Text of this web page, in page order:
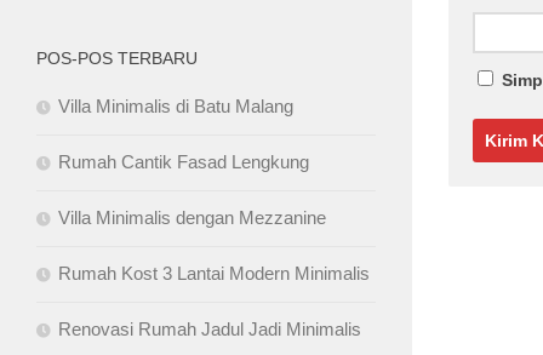
POS-POS TERBARU
Villa Minimalis di Batu Malang
Rumah Cantik Fasad Lengkung
Villa Minimalis dengan Mezzanine
Rumah Kost 3 Lantai Modern Minimalis
Renovasi Rumah Jadul Jadi Minimalis